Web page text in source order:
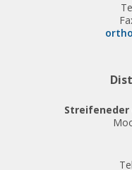
Streifeneder